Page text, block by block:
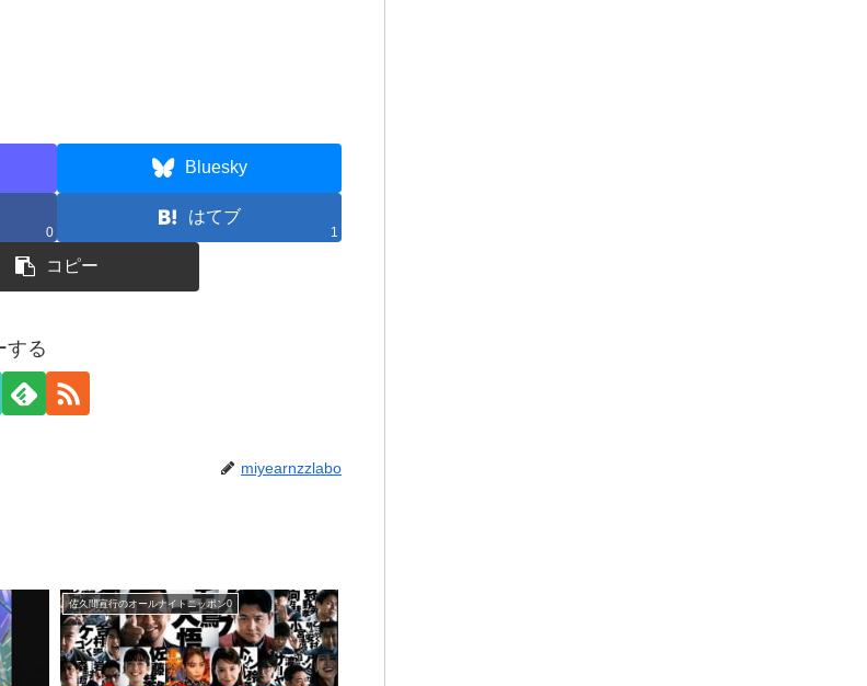
Bluesky
0
はてブ
1
コピー
する
miyearnzzlabo
佐久間宣行のオールナイトニッポン0